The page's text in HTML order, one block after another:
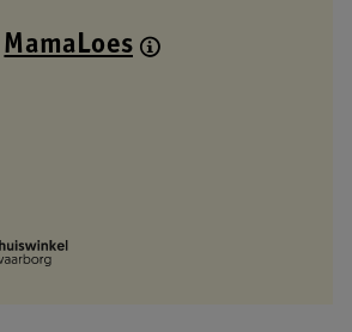
MamaLoes